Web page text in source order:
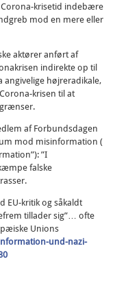
Corona-krisetid indebære
mod en mere eller
aktører anført af
indirekte op til
angivelige højreradikale,
krisen til at
af Forbundsdagen
mod misinformation (
”I
falske
EU-kritik og såkaldt
tillader sig”… ofte
Unions
und-nazi-